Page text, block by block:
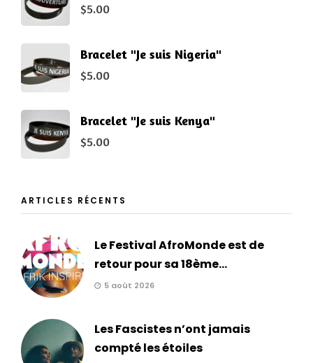
$5.00
Bracelet "Je suis Nigeria"
$5.00
Bracelet "Je suis Kenya"
$5.00
ARTICLES RÉCENTS
Le Festival AfroMonde est de
retour pour sa 18ème...
5 août 2026
Les Fascistes n’ont jamais
compté les étoiles